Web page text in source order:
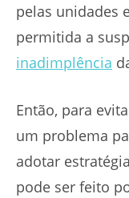
pelas unidades
permitida a
inadimplência
Então, para
um problema
adotar
pode ser feito